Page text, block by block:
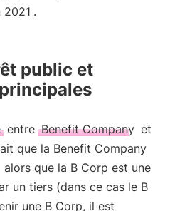
2021 .
public et
entre Benefit Company et
que la Benefit Company
alors que la B Corp est une
un tiers (dans ce cas le B
une B Corp, il est